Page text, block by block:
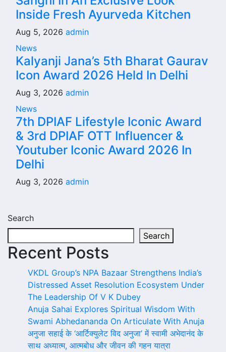
Inside Fresh Ayurveda Kitchen
Aug 5, 2026 admin
News
Kalyanji Jana’s 5th Bharat Gaurav
Icon Award 2026 Held In Delhi
Aug 3, 2026 admin
News
7th DPIAF Lifestyle Iconic Award
& 3rd DPIAF OTT Influencer &
Youtuber Iconic Award 2026 In
Delhi
Aug 3, 2026 admin
Search
Search
Recent Posts
VKDL Group’s NPA Bazaar Strengthens India’s
Distressed Asset Resolution Ecosystem Under
The Leadership Of V K Dubey
Anuja Sahai Explores Spiritual Wisdom With
Swami Abhedananda On Articulate With Anuja
अनुजा सहाई के ‘आर्टिक्युलेट विद अनुजा’ में स्वामी अभेदानंद के
साथ अध्यात्म, आत्मबोध और जीवन की गहन यात्रा